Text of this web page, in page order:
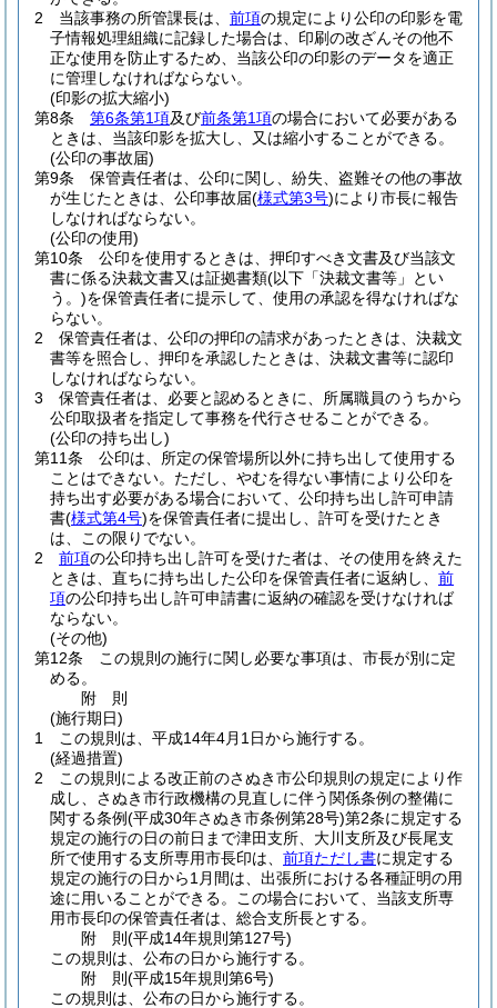
2
当該事務の所管課長は、 前項の規定により公印の印影を電
子情報処理組織に記録した場合は、印刷の改ざんその他不
正な使用を防止するため、当該公印の印影のデータを適正
に管理しなければならない。
(印影の拡大縮小)
第8条
第6条第1項及び前条第1項の場合において必要がある
ときは、当該印影を拡大し、又は縮小することができる。
(公印の事故届)
第9条
保管責任者は、公印に関し、紛失、盗難その他の事故
が生じたときは、公印事故届(様式第3号)により市長に報告
しなければならない。
(公印の使用)
第10条
公印を使用するときは、押印すべき文書及び当該文
書に係る決裁文書又は証拠書類(以下「決裁文書等」とい
う。)を保管責任者に提示して、使用の承認を得なければな
らない。
2
保管責任者は、公印の押印の請求があったときは、決裁文
書等を照合し、押印を承認したときは、決裁文書等に認印
しなければならない。
3
保管責任者は、必要と認めるときに、所属職員のうちから
公印取扱者を指定して事務を代行させることができる。
(公印の持ち出し)
第11条
公印は、所定の保管場所以外に持ち出して使用する
ことはできない。 ただし、やむを得ない事情により公印を
持ち出す必要がある場合において、公印持ち出し許可申請
書(様式第4号)を保管責任者に提出し、許可を受けたとき
は、この限りでない。
2
前項の公印持ち出し許可を受けた者は、その使用を終えた
ときは、直ちに持ち出した公印を保管責任者に返納し、 前
項の公印持ち出し許可申請書に返納の確認を受けなければ
ならない。
(その他)
第12条
この規則の施行に関し必要な事項は、市長が別に定
める。
附 則
(施行期日)
1
この規則は、平成14年4月1日から施行する。
(経過措置)
2
この規則による改正前のさぬき市公印規則の規定により作
成し、さぬき市行政機構の見直しに伴う関係条例の整備に
関する条例(平成30年さぬき市条例第28号)第2条に規定する
規定の施行の日の前日まで津田支所、大川支所及び長尾支
所で使用する支所専用市長印は、 前項ただし書に規定する
規定の施行の日から1月間は、出張所における各種証明の用
途に用いることができる。
この場合において、当該支所専
用市長印の保管責任者は、総合支所長とする。
附 則(平成14年規則第127号)
この規則は、公布の日から施行する。
附 則(平成15年規則第6号)
この規則は、公布の日から施行する。